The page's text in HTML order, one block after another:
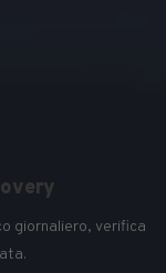
giornaliero, verifica